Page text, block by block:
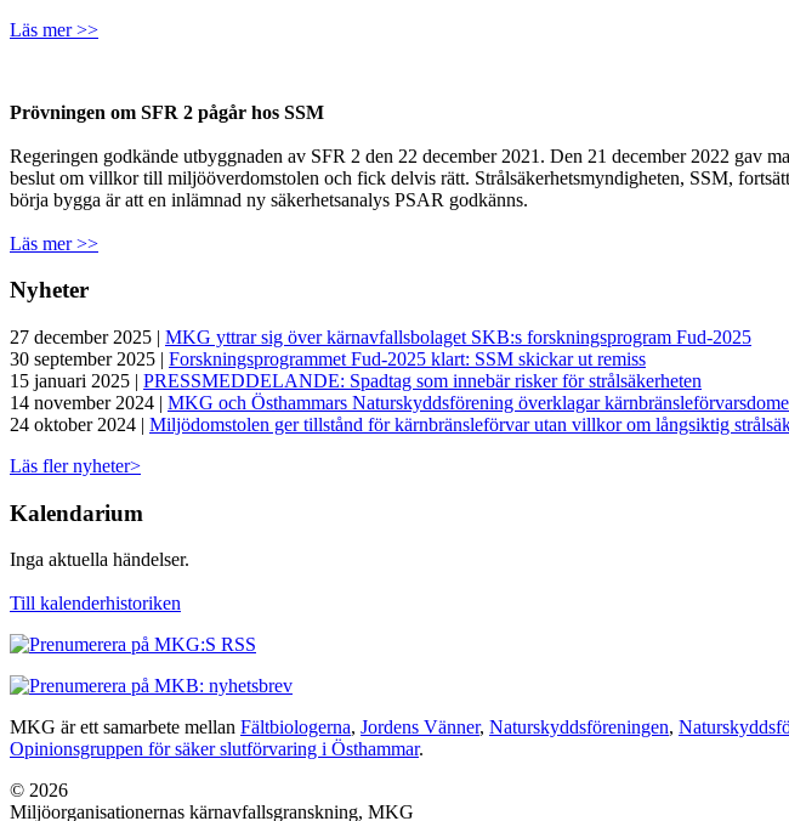
Läs mer >>
Prövningen om SFR 2 pågår hos SSM
Regeringen godkände utbyggnaden av SFR 2 den 22 december 2021. Den 21 december 2022 gav
beslut om villkor till miljööverdomstolen och fick delvis rätt. Strålsäkerhetsmyndigheten, SSM,
börja bygga är att en inlämnad ny säkerhetsanalys PSAR godkänns.
Läs mer >>
Nyheter
27 december 2025 | MKG yttrar sig över kärnavfallsbolaget SKB:s forskningsprogram Fud-2025
30 september 2025 | Forskningsprogrammet Fud-2025 klart: SSM skickar ut remiss
15 januari 2025 | PRESSMEDDELANDE: Spadtag som innebär risker för strålsäkerheten
14 november 2024 | MKG och Östhammars Naturskyddsförening överklagar
24 oktober 2024 | Miljödomstolen ger tillstånd för kärnbränsleförvar utan villkor om långsiktig
Läs fler nyheter>
Kalendarium
Inga aktuella händelser.
Till kalenderhistoriken
MKG är ett samarbete mellan Fältbiologerna, Jordens Vänner, Naturskyddsföreningen,
Opinionsgruppen för säker slutförvaring i Östhammar.
© 2026
Miljöorganisationernas kärnavfallsgranskning, MKG